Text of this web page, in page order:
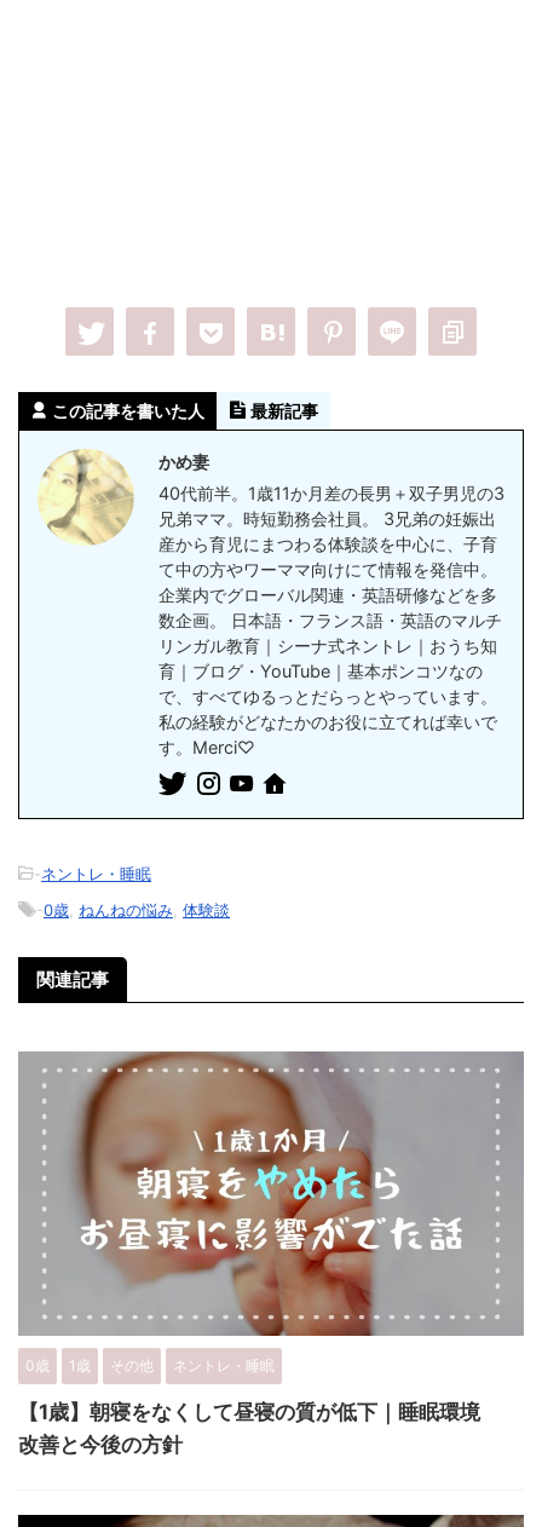
この記事を書いた人 最新記事
かめ妻
40代前半。1歳11か月差の長男＋双子男児の3
兄弟ママ。時短勤務会社員。 3兄弟の妊娠出
産から育児にまつわる体験談を中心に、子育
て中の方やワーママ向けにて情報を発信中。
企業内でグローバル関連・英語研修などを多
数企画。 日本語・フランス語・英語のマルチ
リンガル教育｜シーナ式ネントレ｜おうち知
育｜ブログ・YouTube｜基本ポンコツなの
で、すべてゆるっとだらっとやっています。
私の経験がどなたかのお役に立てれば幸いで
す。Merci♡
-ネントレ・睡眠
-0歳 ねんねの悩み 体験談
関連記事
0歳 1歳 その他 ネントレ・睡眠
【1歳】朝寝をなくして昼寝の質が低下｜睡眠環境
改善と今後の方針